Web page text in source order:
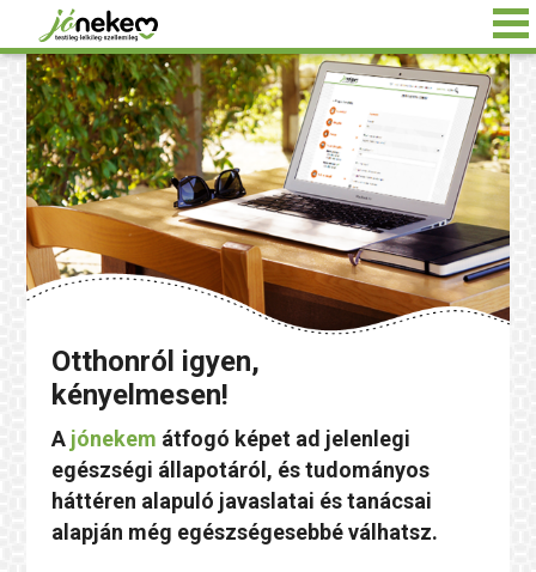
Otthonról igyen,
kényelmesen!
A jónekem átfogó képet ad jelenlegi
egészségi állapotáról, és tudományos
háttéren alapuló javaslatai és tanácsai
alapján még egészségesebbé válhatsz.